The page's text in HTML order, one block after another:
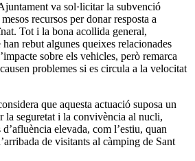
va sol·licitar la subvenció
recursos per donar resposta a
Tot i la bona acollida general,
rebut algunes queixes relacionades
sobre els vehicles, però remarca
problemes si es circula a la velocitat
que aquesta actuació suposa un
la seguretat i la convivència al nucli,
elevada, com l’estiu, quan
de visitants al càmping de Sant